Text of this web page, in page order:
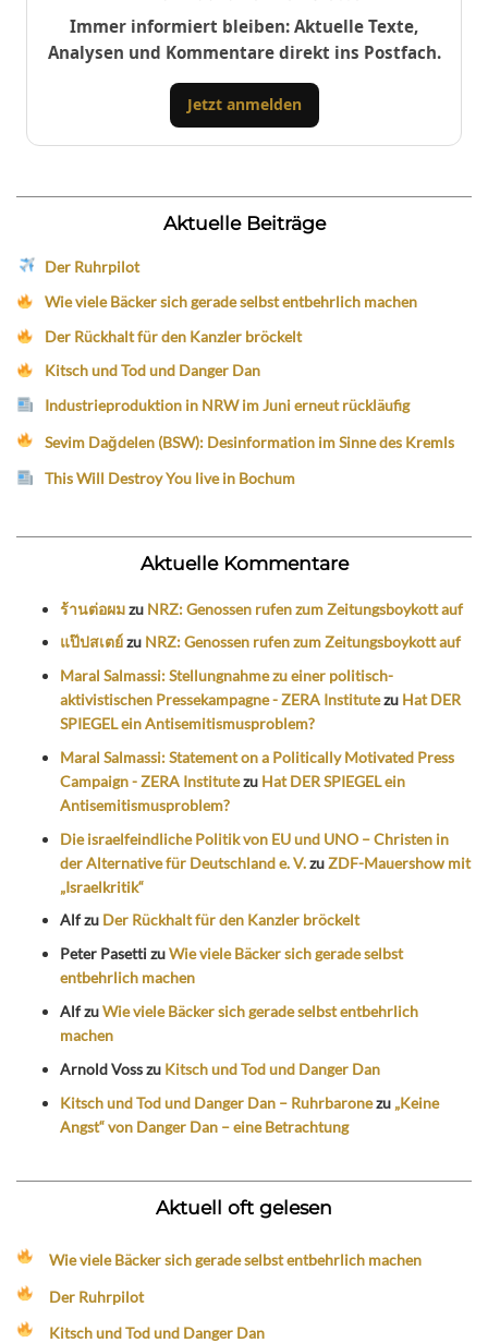
Immer informiert bleiben: Aktuelle Texte,
Analysen und Kommentare direkt ins Postfach.
Jetzt anmelden
Aktuelle Beiträge
Der Ruhrpilot
Wie viele Bäcker sich gerade selbst entbehrlich machen
Der Rückhalt für den Kanzler bröckelt
Kitsch und Tod und Danger Dan
Industrieproduktion in NRW im Juni erneut rückläufig
Sevim Dağdelen (BSW): Desinformation im Sinne des Kremls
This Will Destroy You live in Bochum
Aktuelle Kommentare
ร้านต่อผมzu NRZ: Genossen rufen zum Zeitungsboykott auf
แป๊ปสเตย์zu NRZ: Genossen rufen zum Zeitungsboykott auf
Maral Salmassi: Stellungnahme zu einer politisch-
aktivistischen Pressekampagne - ZERA Institutezu Hat DER
SPIEGEL ein Antisemitismusproblem?
Maral Salmassi: Statement on a Politically Motivated Press
Campaign - ZERA Institutezu Hat DER SPIEGEL ein
Antisemitismusproblem?
Die israelfeindliche Politik von EU und UNO – Christen in
der Alternative für Deutschland e. V.zuZDF-Mauershow mit
„Israelkritik“
Alfzu Der Rückhalt für den Kanzler bröckelt
Peter PasettizuWie viele Bäcker sich gerade selbst
entbehrlich machen
AlfzuWie viele Bäcker sich gerade selbst entbehrlich
machen
Arnold Vosszu Kitsch und Tod und Danger Dan
Kitsch und Tod und Danger Dan – Ruhrbaronezu „Keine
Angst“ von Danger Dan – eine Betrachtung
Aktuell oft gelesen
Wie viele Bäcker sich gerade selbst entbehrlich machen
Der Ruhrpilot
Kitsch und Tod und Danger Dan